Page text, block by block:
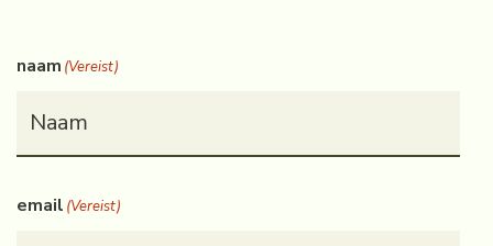
naam (Vereist)
email (Vereist)